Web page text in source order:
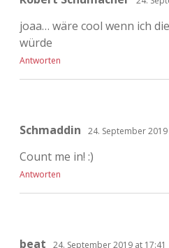
joaa… wäre cool wenn ich
würde
Antworten
Schmaddin 24. September
Count me in! :)
Antworten
beat 24. September 2019 at 17:41